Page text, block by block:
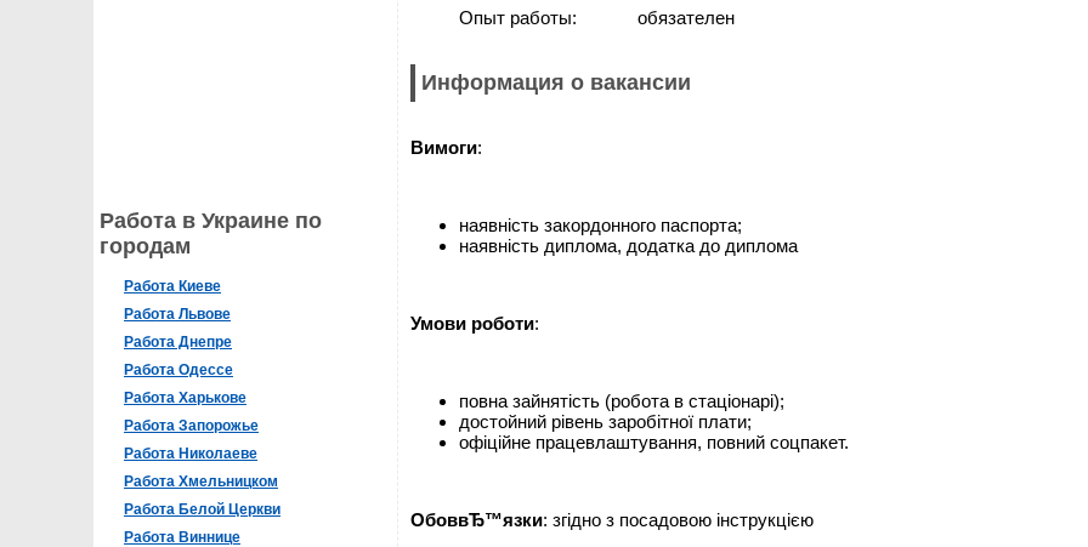
Работа в Украине по
городам
Работа Киеве
Работа Львове
Работа Днепре
Работа Одессе
Работа Харькове
Работа Запорожье
Работа Николаеве
Работа Хмельницком
Работа Белой Церкви
Работа Виннице
Опыт работы:
обязателен
Информация о вакансии
Вимоги:
наявність закордонного паспорта;
наявність диплома, додатка до диплома
Умови роботи:
повна зайнятість (робота в стаціонарі);
достойний рівень заробітної плати;
офіційне працевлаштування, повний соцпакет.
ОбоввЂ™язки: згідно з посадовою інструкцією